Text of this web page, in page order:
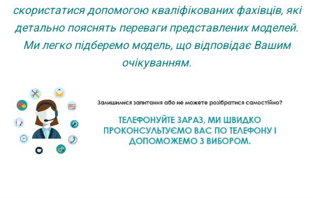
скористатися допомогою кваліфікованих фахівців, які
детально пояснять переваги представлених моделей.
Ми легко підберемо модель, що відповідає Вашим
очікуванням.